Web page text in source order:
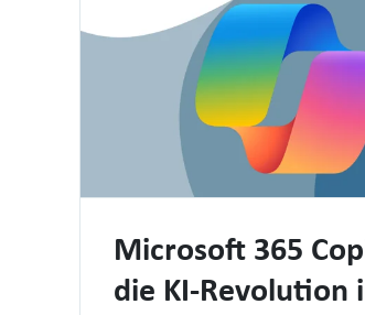
Microsoft 365
die KI-Revolution